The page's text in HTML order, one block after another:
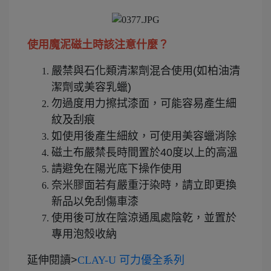
使用 魔泥磁土 時該注意什麼？
嚴禁與石化類清潔劑混合使用(如柏油清
潔劑或美容乳蠟)
勿過度用力擦拭漆面，可能容易產生細
紋及刮痕
如使用後產生細紋，可使用美容蠟消除
磁土布嚴禁長時間置於40度以上的高溫
請避免在陽光底下操作使用
奈米膠面若有嚴重汙染時，請立即更換
新品以免刮傷車漆
使用後可放在陰涼通風處陰乾，並置於
專用泡殼收納
延伸閱讀>CLAY-U 可力優全系列